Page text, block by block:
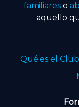
familiareso
aquello
Qué es el